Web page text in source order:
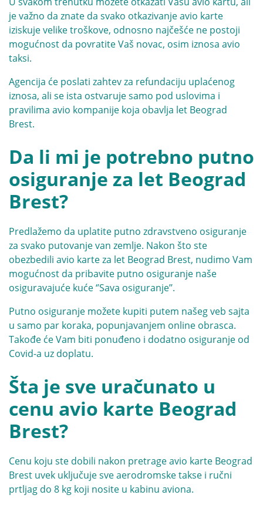
je važno da znate da svako otkazivanje avio karte
iziskuje velike troškove, odnosno najčešće ne postoji
mogućnost da povratite Vaš novac, osim iznosa avio
taksi.
Agencija će poslati zahtev za refundaciju uplaćenog
iznosa, ali se ista ostvaruje samo pod uslovima i
pravilima avio kompanije koja obavlja let Beograd
Brest.
Da li mi je potrebno putno
osiguranje za let Beograd
Brest?
Predlažemo da uplatite putno zdravstveno osiguranje
za svako putovanje van zemlje. Nakon što ste
obezbedili avio karte za let Beograd Brest, nudimo Vam
mogućnost da pribavite putno osiguranje naše
osiguravajuće kuće ‘’Sava osiguranje’’.
Putno osiguranje možete kupiti putem našeg veb sajta
u samo par koraka, popunjavanjem online obrasca.
Takođe će Vam biti ponuđeno i dodatno osiguranje od
Covid-a uz doplatu.
Šta je sve uračunato u
cenu avio karte Beograd
Brest?
Cenu koju ste dobili nakon pretrage avio karte Beograd
Brest uvek uključuje sve aerodromske takse i ručni
prtljag do 8 kg koji nosite u kabinu aviona.